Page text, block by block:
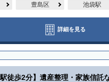
豊島区 池袋駅
詳細を見る
駅徒歩2分】遺産整理・家族信託